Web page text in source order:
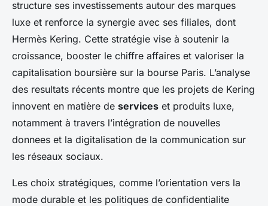
structure ses investissements autour des marques
luxe et renforce la synergie avec ses filiales, dont
Hermès Kering. Cette stratégie vise à soutenir la
croissance, booster le chiffre affaires et valoriser la
capitalisation boursière sur la bourse Paris. L’analyse
des resultats récents montre que les projets de Kering
innovent en matière de services et produits luxe,
notamment à travers l’intégration de nouvelles
donnees et la digitalisation de la communication sur
les réseaux sociaux.
Les choix stratégiques, comme l’orientation vers la
mode durable et les politiques de confidentialite